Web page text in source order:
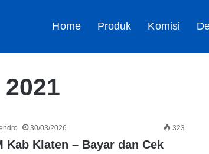
Home Produk Komisi
30/03/2026 323
Kab Klaten – Bayar dan Cek